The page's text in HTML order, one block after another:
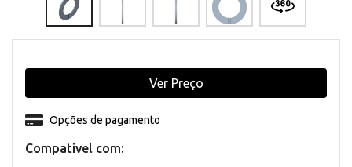
Compativel com:
Opções de pagamento
Ver Preço